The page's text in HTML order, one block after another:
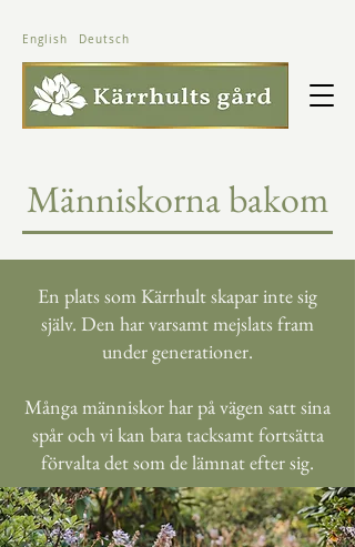
English Deutsch
Människorna bakom
En plats som Kärrhult skapar inte sig
själv. Den har varsamt mejslats fram
under generationer.
Många människor har på vägen satt sina
spår och vi kan bara tacksamt fortsätta
förvalta det som de lämnat efter sig.